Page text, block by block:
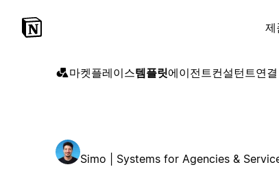
제
마켓플레이스템플릿에이전트컨설턴트연결
Simo | Systems for Agencies &